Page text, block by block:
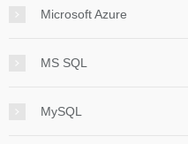
Microsoft Azure
MS SQL
MySQL